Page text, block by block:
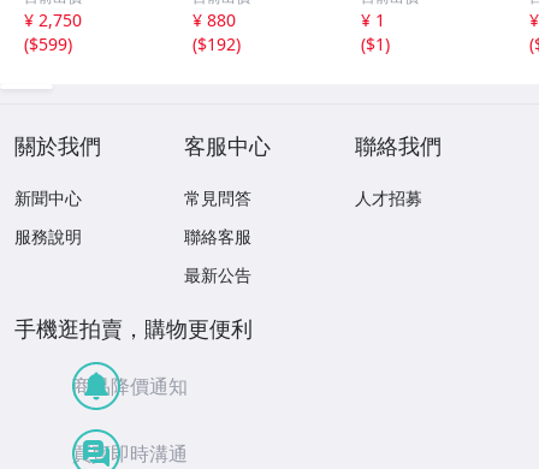
ト BEST ONE
全２０曲
¥ 2,750
($599)
¥ 880
($192)
プ大量まとめ 約
1.7kg AXIA TDK
SONY maxell 生
¥ 1
($1)
(
關於我們
新聞中心
服務說明
客服中心
常見問答
聯絡客服
最新公告
聯絡我們
人才招募
手機逛拍賣，購物更便利
商品降價通知
買賣即時溝通